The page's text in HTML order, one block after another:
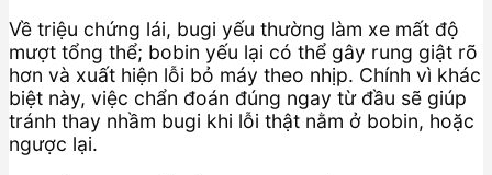
Về triệu chứng lái, bugi yếu thường làm xe mất độ
mượt tổng thể; bobin yếu lại có thể gây rung giật rõ
hơn và xuất hiện lỗi bỏ máy theo nhịp. Chính vì khác
biệt này, việc chẩn đoán đúng ngay từ đầu sẽ giúp
tránh thay nhầm bugi khi lỗi thật nằm ở bobin, hoặc
ngược lại.